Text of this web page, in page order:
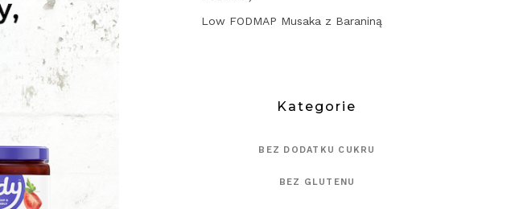
Low FODMAP Musaka z Baraniną
Kategorie
BEZ DODATKU CUKRU
BEZ GLUTENU